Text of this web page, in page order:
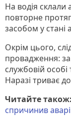
На водія склали
повторне
засобом у стані
Окрім цього,
провадження:
службовій
Наразі триває
Читайте також:
спричинив